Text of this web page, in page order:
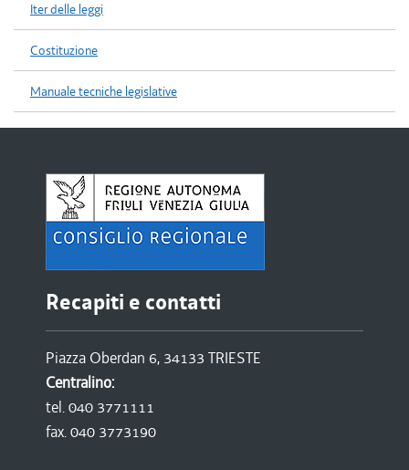
Iter delle leggi
Costituzione
Manuale tecniche legislative
Recapiti e contatti
Piazza Oberdan 6, 34133 TRIESTE
Centralino:
tel. 040 3771111
fax. 040 3773190